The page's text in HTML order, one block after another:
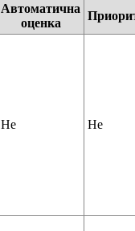
Автоматична
оценка
Не Не